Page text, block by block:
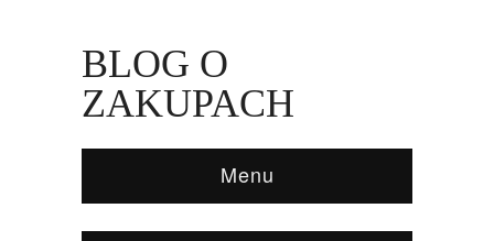
BLOG O
ZAKUPACH
Menu